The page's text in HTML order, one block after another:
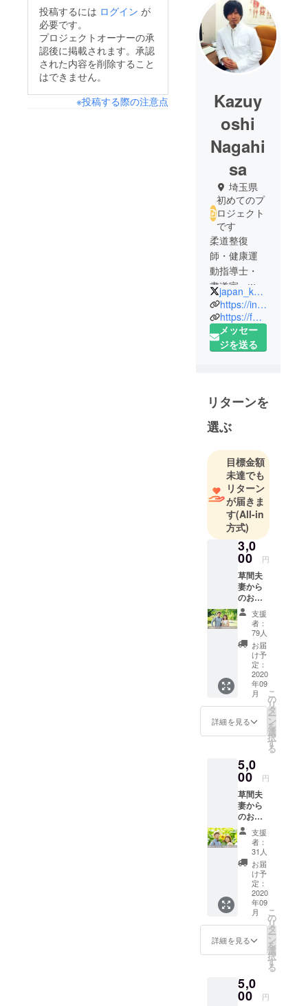
投稿するには ログイン が
必要です。
プロジェクトオーナーの承
認後に掲載されます。承認
された内容を削除すること
はできません。
※投稿する際の注意点
Kazuy
oshi
Nagahi
sa
埼玉県
初めてのプ
ロジェクト
です
柔道整復
師・健康運
動指導士・
書道家・web
クリエイ
ター
japan_kanji
https://instagram.com/nagahisa_kazuyoshi
https://facebook.com/naruhesu
メッセー
ジを送る
リターンを
選ぶ
目標金額
未達でも
リターン
が届きま
す(All-in
方式)
3,0
00 円
草間夫
妻から
のお礼
の写真
付き
メール
支援
者：
79人
お届
け予
定：
2020
年09
月
詳細を見る
こ
の
リ
タ
ー
ン
を
選
択
す
る
5,0
00 円
草間夫
妻から
のお礼
の動画
＋写真
付き
メール
支援
者：
31人
お届
け予
定：
2020
年09
月
詳細を見る
こ
の
リ
タ
ー
ン
を
選
択
す
る
5,0
00 円